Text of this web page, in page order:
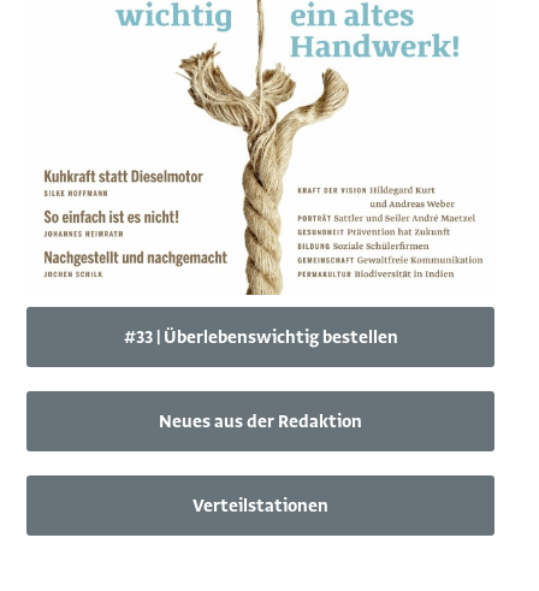
#33 | Überlebenswichtig bestellen
Neues aus der Redaktion
Verteilstationen